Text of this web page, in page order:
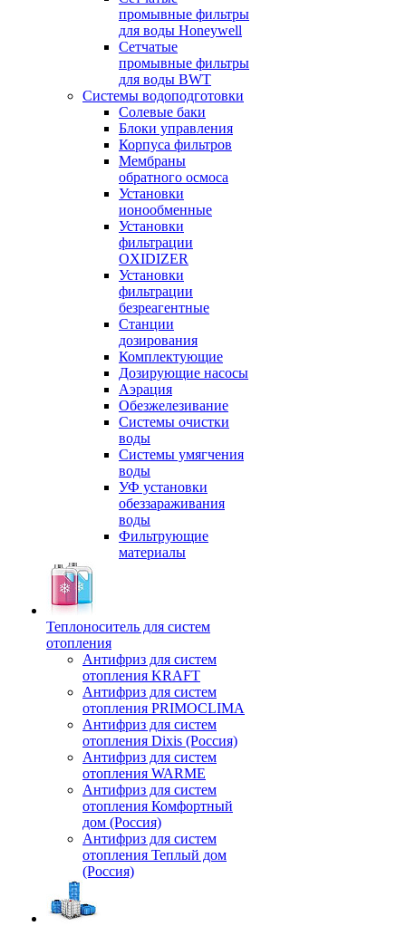
промывные фильтры
для воды Honeywell
Сетчатые
промывные фильтры
для воды BWT
Системы водоподготовки
Солевые баки
Блоки управления
Корпуса фильтров
Мембраны
обратного осмоса
Установки
ионообменные
Установки
фильтрации
OXIDIZER
Установки
фильтрации
безреагентные
Станции
дозирования
Комплектующие
Дозирующие насосы
Аэрация
Обезжелезивание
Системы очистки
воды
Системы умягчения
воды
УФ установки
обеззараживания
воды
Фильтрующие
материалы
Теплоноситель для систем
отопления
Антифриз для систем
отопления KRAFT
Антифриз для систем
отопления PRIMOCLIMA
Антифриз для систем
отопления Dixis (Россия)
Антифриз для систем
отопления WARME
Антифриз для систем
отопления Комфортный
дом (Россия)
Антифриз для систем
отопления Теплый дом
(Россия)